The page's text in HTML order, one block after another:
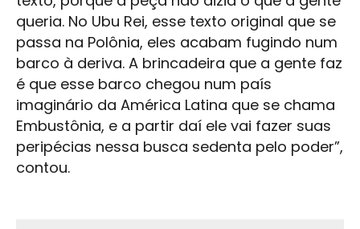
queria. No Ubu Rei, esse texto original que se
passa na Polônia, eles acabam fugindo num
barco à deriva. A brincadeira que a gente faz
é que esse barco chegou num país
imaginário da América Latina que se chama
Embustônia, e a partir daí ele vai fazer suas
peripécias nessa busca sedenta pelo poder”,
contou.